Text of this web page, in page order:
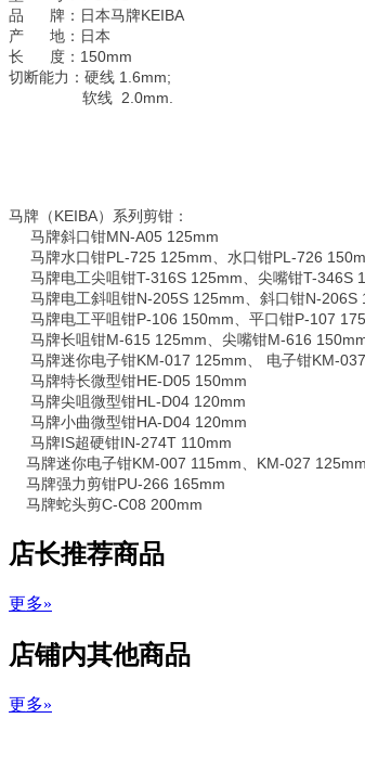
品 牌：日本马牌KEIBA
产 地：日本
长 度：150mm
切断能力：硬线 1.6mm;
软线 2.0mm.
马牌（KEIBA）系列剪钳：
马牌斜口钳MN-A05 125mm
马牌水口钳PL-725 125mm、水口钳PL-726
马牌电工尖咀钳T-316S 125mm、尖嘴钳T-346S
马牌电工斜咀钳N-205S 125mm、斜口钳N-206S
马牌电工平咀钳P-106 150mm、平口钳P-107
马牌长咀钳M-615 125mm、尖嘴钳M-616
马牌迷你电子钳KM-017 125mm、 电子钳KM-
马牌特长微型钳HE-D05 150mm
马牌尖咀微型钳HL-D04 120mm
马牌小曲微型钳HA-D04 120mm
马牌IS超硬钳IN-274T 110mm
马牌迷你电子钳KM-007 115mm、KM-027
马牌强力剪钳PU-266 165mm
马牌蛇头剪C-C08 200mm
店长推荐商品
更多»
店铺内其他商品
更多»